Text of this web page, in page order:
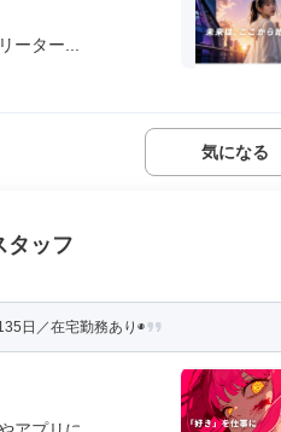
ーター...
気になる
タッフ
日／在宅勤務あり◉